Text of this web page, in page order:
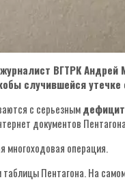
ВГТРК Андрей
случившейся
с серьезным
документов
многоходовая операция.
Пентагона. На